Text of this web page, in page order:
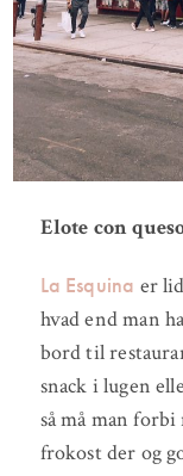
Elote con
La Esquina er
hvad end man
bord til
snack i lugen
så må man
frokost der og